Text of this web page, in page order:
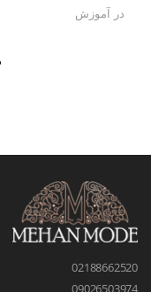
در آموزش
02188662520
09026503974